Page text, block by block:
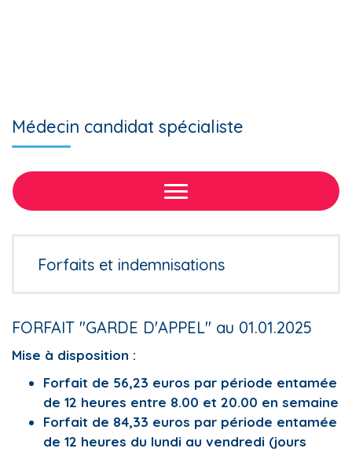
Médecin candidat spécialiste
Forfaits et indemnisations
FORFAIT "GARDE D'APPEL" au 01.01.2025
Mise à disposition :
Forfait de 56,23 euros par période entamée
de 12 heures entre 8.00 et 20.00 en semaine
Forfait de 84,33 euros par période entamée
de 12 heures du lundi au vendredi (jours